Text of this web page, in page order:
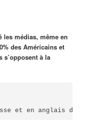
les médias, même en
des Américains et
s’opposent à la
et en anglais dans